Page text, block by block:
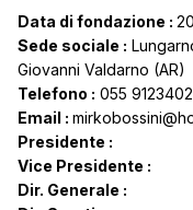
Data di fondazione :
Sede sociale :
Giovanni Valdarno (AR)
Telefono : 055 9123402
Email :
Presidente :
Vice Presidente :
Dir. Generale :